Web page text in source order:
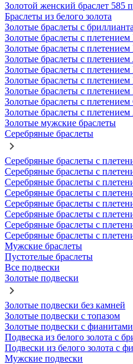
Золотой женский браслет 585
Браслеты из белого золота
Золотые браслеты с
Золотые браслеты с
Золотые браслеты с плетением
Золотые браслеты с плетением
Золотые браслеты с
Золотые браслеты с
Золотые браслеты с
Золотые браслеты с
Золотые браслеты с плетением
Золотые мужские браслеты
Серебряные браслеты
Серебряные браслеты с
Серебряные браслеты с
Серебряные браслеты с
Серебряные браслеты с
Серебряные браслеты с
Серебряные браслеты с
Серебряные браслеты с
Серебряные браслеты с
Мужские браслеты
Пустотелые браслеты
Все подвески
Золотые подвески
Золотые подвески без камней
Золотые подвески с топазом
Золотые подвески с фианитами
Подвеска из белого золота с
Подвески из белого золота с
Мужские подвески